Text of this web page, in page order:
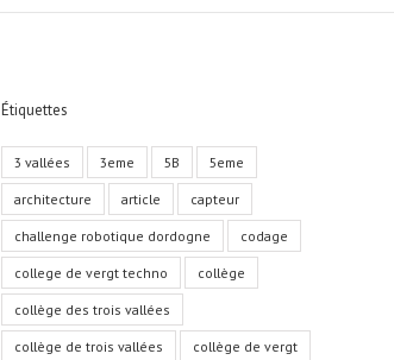
Étiquettes
3 vallées 3eme 5B 5eme
architecture article capteur
challenge robotique dordogne codage
college de vergt techno collège
collège des trois vallées
collège de trois vallées collège de vergt